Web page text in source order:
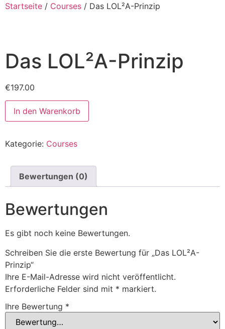
Startseite / Courses / Das LOL²A-Prinzip
Das LOL²A-Prinzip
€197.00
In den Warenkorb
Kategorie: Courses
Bewertungen (0)
Bewertungen
Es gibt noch keine Bewertungen.
Schreiben Sie die erste Bewertung für „Das LOL²A-
Prinzip“
Ihre E-Mail-Adresse wird nicht veröffentlicht.
Erforderliche Felder sind mit * markiert.
Ihre Bewertung *